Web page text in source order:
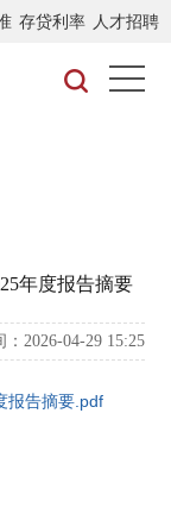
存贷利率 人才招聘
年度报告摘要
：2026-04-29 15:25
报告摘要.pdf